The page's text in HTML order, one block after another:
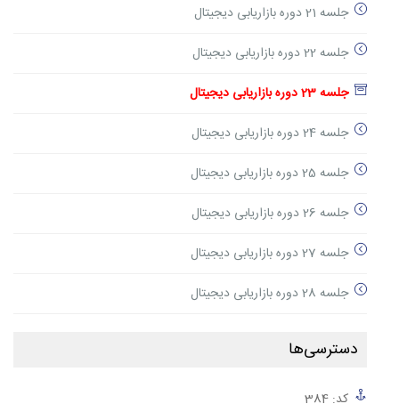
جلسه 21 دوره بازاریابی دیجیتال
جلسه 22 دوره بازاریابی دیجیتال
جلسه 23 دوره بازاریابی دیجیتال
جلسه 24 دوره بازاریابی دیجیتال
جلسه 25 دوره بازاریابی دیجیتال
جلسه 26 دوره بازاریابی دیجیتال
جلسه 27 دوره بازاریابی دیجیتال
جلسه 28 دوره بازاریابی دیجیتال
دسترسی‌ها
کد: 384